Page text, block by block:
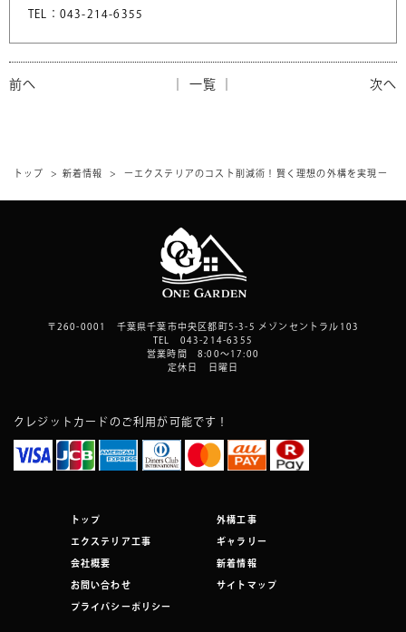
TEL：043-214-6355
前へ 次へ
│ 一覧 │
トップ 新着情報 ーエクステリアのコスト削減術！賢く理想の外構を実現ー
トップ 外構工事
エクステリア工事 ギャラリー
会社概要 新着情報
お問い合わせ サイトマップ
プライバシーポリシー
〒260-0001 千葉県千葉市中央区都町5-3-5 メゾンセントラル103
TEL 043-214-6355
営業時間 8:00～17:00
定休日 日曜日
クレジットカードのご利用が可能です！